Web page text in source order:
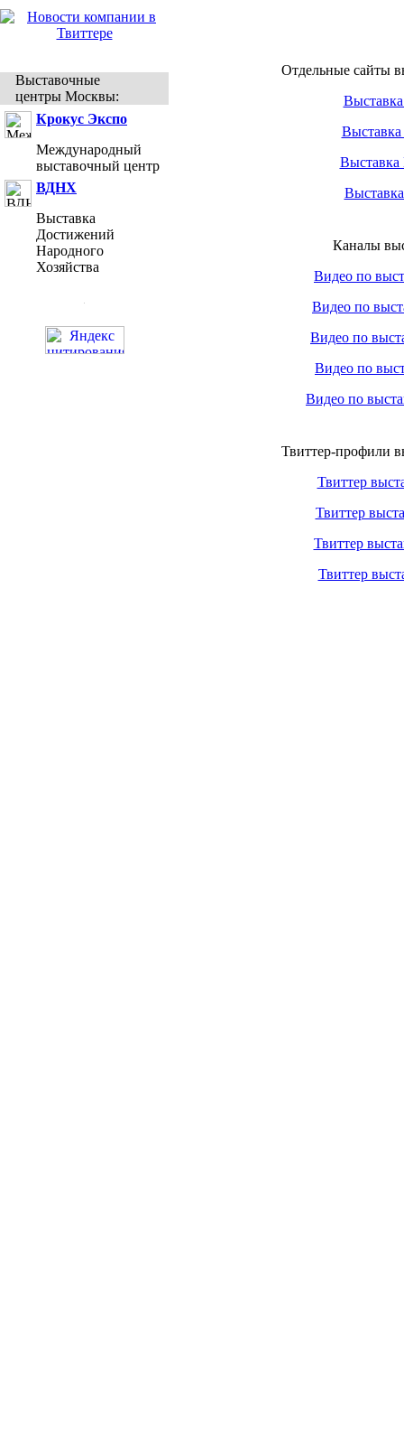
Выставочные
центры Москвы:
Крокус Экспо
Международный
выставочный центр
ВДНХ
Выставка
Достижений
Народного
Хозяйства
Отдельные сайты
Выставка
Выставка
Каналы
Видео по
Видео по
Видео по
Видео по
Видео по
Твиттер-профили
Твиттер
Твиттер
Твиттер
Твиттер